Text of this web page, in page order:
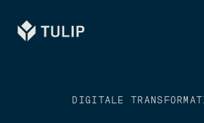
Tulip
DIGITALE